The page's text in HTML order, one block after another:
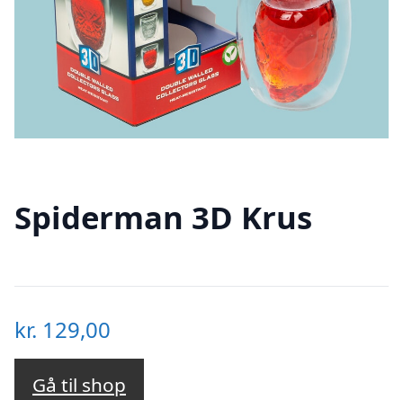
Spiderman 3D Krus
kr. 129,00
Gå til shop